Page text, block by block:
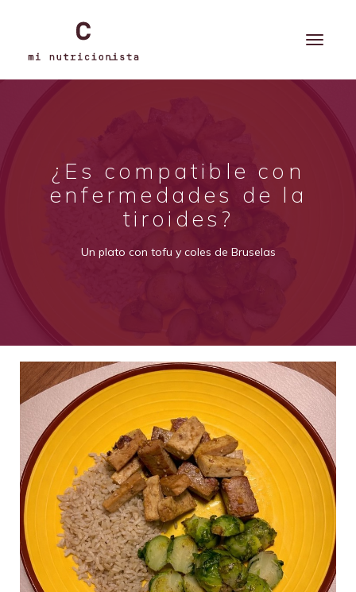
¿Es compatible con
enfermedades de la
tiroides?
Un plato con tofu y coles de Bruselas